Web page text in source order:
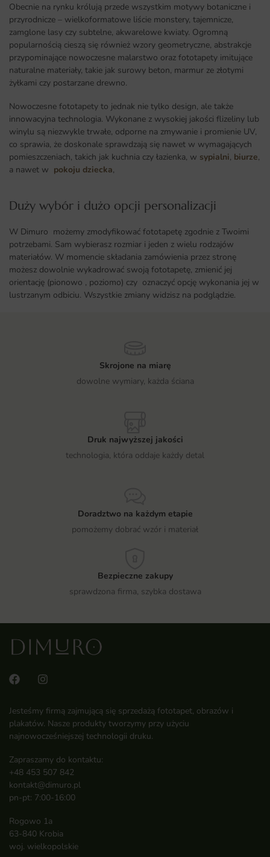
Obecnie na rynku królują przede wszystkim motywy botaniczne i
przyrodnicze – wielkoformatowe liście monstery, tajemnicze,
zamglone lasy czy subtelne, akwarelowe kwiaty. Ogromną
popularnością cieszą się również wzory geometryczne, abstrakcje
przypominające nowoczesne malarstwo oraz fototapety imitujące
naturalne materiały, takie jak surowy beton, marmur ze złotymi
żyłkami czy postarzane drewno.
Nowoczesne fototapety to jednak nie tylko design, ale także
innowacyjna technologia. Wykonane z wysokiej jakości flizeliny lub
winylu są niezwykle trwałe, odporne na zmywanie i promienie UV,
co sprawia, że doskonale sprawdzają się nawet w wymagających
pomieszczeniach, takich jak kuchnia czy łazienka, w sypialni, biurze,
a nawet w pokoju dziecka,
Duży wybór i dużo opcji personalizacji ​
W Dimuro możemy zmodyfikować fototapetę zgodnie z Twoimi
potrzebami. Sam wybierasz rozmiar i jeden z wielu rodzajów
materiałów. W momencie składania zamówienia przez stronę
możesz dowolnie wykadrować swoją fototapetę, zmienić jej
orientację (pionowo , poziomo) czy oznaczyć opcję wykonania jej w
lustrzanym odbiciu. Wszystkie zmiany widzisz na podglądzie.
Skrojone na miarę
dowolne wymiary, każda ściana
Druk najwyższej jakości
technologia, która oddaje każdy detal
Doradztwo na każdym etapie
pomożemy dobrać wzór i materiał
Bezpieczne zakupy
sprawdzona firma, szybka dostawa
Jesteśmy firmą zajmującą się sprzedażą fototapet, obrazów i
plakatów. Nasze produkty tworzymy przy użyciu
najnowocześniejszej technologii druku.
Zapraszamy do kontaktu:
+48 453 507 842
kontakt@dimuro.pl
pn-pt: 7:00-16:00
Rogowo 1a
63-840 Krobia
woj. wielkopolskie